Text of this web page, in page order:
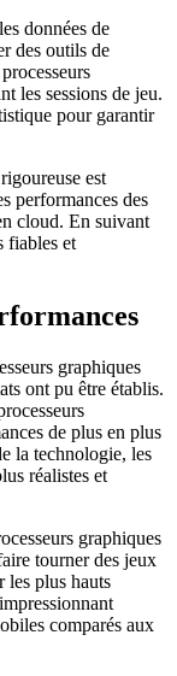
données de
des outils de
les sessions de jeu.
pour garantir
est
performances des
cloud. En suivant
fiables et
graphiques
ont pu être établis.
de plus en plus
la technologie, les
réalistes et
graphiques
tourner des jeux
les plus hauts
comparés aux